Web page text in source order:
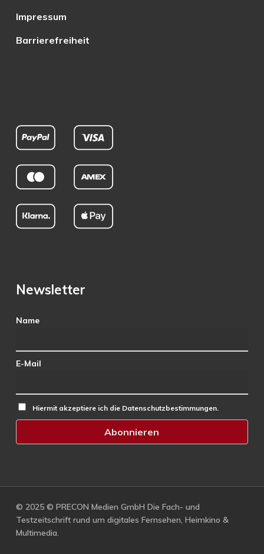
Impressum
Barrierefreiheit
Newsletter
Name
E-Mail
Hiermit akzeptiere ich die Datenschutzbestimmungen.
© 2025 © PRECON Medien GmbH Die Fach- und
Testzeitschrift rund um digitales Fernsehen, Heimkino &
Multimedia.